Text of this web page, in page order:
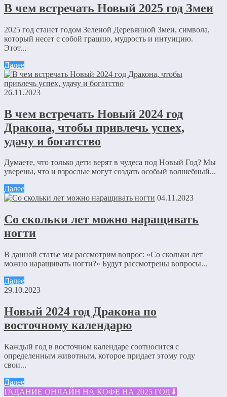
В чем встречать Новый 2025 год Змеи
2025 год станет годом Зеленой Деревянной Змеи, символа,
который несет с собой грацию, мудрость и интуицию.
Этот...
Далее
26.11.2023
В чем встречать Новый 2024 год
Дракона, чтобы привлечь успех,
удачу и богатство
Думаете, что только дети верят в чудеса под Новый Год? Мы
уверены, что и взрослые могут создать особый волшебный...
Далее
04.11.2023
Со скольки лет можно наращивать
ногти
В данной статье мы рассмотрим вопрос: «Со скольки лет
можно наращивать ногти?» Будут рассмотрены вопросы...
Далее
29.10.2023
Новый 2024 год Дракона по
восточному календарю
Каждый год в восточном календаре соотносится с
определенным животным, которое придает этому году
свои...
Далее
ГАДАНИЕ ОНЛАЙН НА КОФЕ НА 2025 ГОД⬇